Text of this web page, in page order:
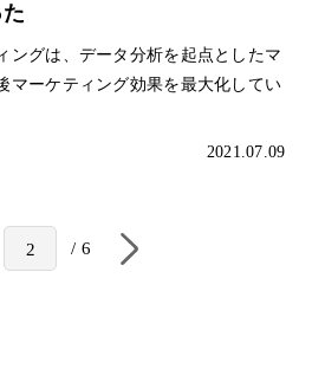
ングは、データ分析を起点としたマ
マーケティング効果を最大化してい
2021.07.09
2 6